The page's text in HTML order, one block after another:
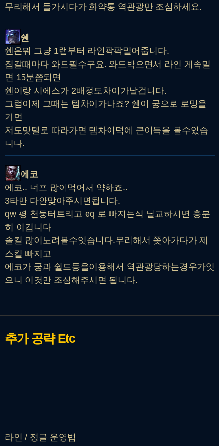
무리해서 들가시다가 화약통 역관광만 조심하세요.
쉔
쉔은뭐 그냥 1랩부터 라인팍팍밀어줍니다.
집갈때마다 와드필수구요. 와드박으면서 라인 게속밀
면 15분쯤되면
쉔이랑 시에스가 2배정도차이가날겁니다.
그럼이제 그때는 템차이가나죠? 쉔이 궁으로 로밍을
가면
저도맞텔로 따라가면 템차이덕에 큰이득을 볼수있습
니다.
에코
에코.. 너프 많이먹어서 약하죠..
3타만 다안맞아주시면됩니다.
qw 평 천둥터트리고 eq 로 빠지는식 딜교하시면 충분
히 이깁니다
솔킬 많이노려볼수잇습니다.무리해서 쫒아가다가 제
스킬 빠지고
에코가 궁과 쉴드등을이용해서 역관광당하는경우가잇
으니 이것만 조심해주시면 됩니다.
추가 공략Etc
라인 / 정글 운영법